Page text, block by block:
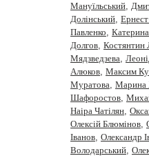
Мануїльський,
Долінський,
Павленко,
Долгов, Костянтин
Мядзведзева,
Алюков, Максим
Муратова, Марина
Шафоростов,
Наіра Чатілян,
Олексій Блюмінов,
Iванов, Олександр
Володарський,